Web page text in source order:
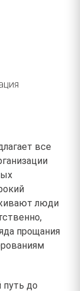
все
люди
прощания
до